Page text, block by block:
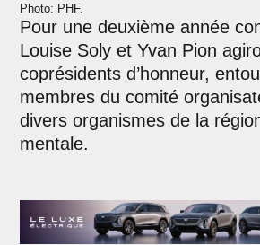
Photo: PHF.
Pour une deuxième année
Louise Soly et Yvan Pion
coprésidents d’honneur,
membres du comité
divers organismes de la
mentale.